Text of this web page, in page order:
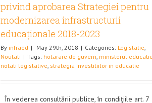
privind aprobarea Strategiei pentru
modernizarea infrastructurii
educaționale 2018-2023
By infraed | May 29th, 2018 | Categories: Legislatie,
Noutati | Tags: hotarare de guvern, ministerul
notati legislative, strategia investitiilor in educatie
În vederea consultării publice, în condiţiile art. 7